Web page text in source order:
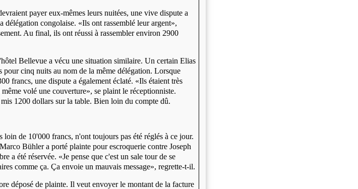
payer eux-mêmes leurs nuitées, une vive dispute a
délégation congolaise. «Ils ont rassemblé leur argent»,
Au final, ils ont réussi à rassembler environ 2900
Bellevue a vécu une situation similaire. Un certain Elias
pour cinq nuits au nom de la même délégation. Lorsque
francs, une dispute a également éclaté. «Ils étaient très
volé une couverture», se plaint le réceptionniste.
1200 dollars sur la table. Bien loin du compte dû.
loin de 10'000 francs, n'ont toujours pas été réglés à ce jour.
Bühler a porté plainte pour escroquerie contre Joseph
a été réservée. «Je pense que c'est un sale tour de se
comme ça. Ça envoie un mauvais message», regrette-t-il.
déposé de plainte. Il veut envoyer le montant de la facture